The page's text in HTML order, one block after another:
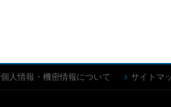
個人情報・機密情報について サイトマ